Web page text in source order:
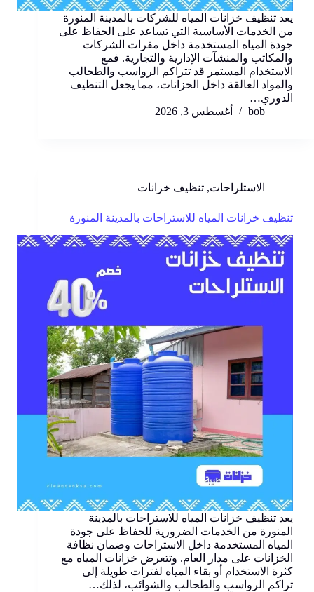
يعد تنظيف خزانات المياه للشركات بالمدينة المنورة
من الخدمات الأساسية التي تساعد على الحفاظ على
جودة المياه المستخدمة داخل مقرات الشركات
والمكاتب والمنشآت الإدارية والتجارية. فمع
الاستخدام المستمر قد تتراكم الرواسب والطحالب
والمواد العالقة داخل الخزانات، مما يجعل التنظيف
الدوري…
bob
أغسطس 3, 2026
الاستلراحات, تنظيف خزانات
تنظيف خزانات المياه للاستراحات بالمدينة المنورة
يعد تنظيف خزانات المياه للاستراحات بالمدينة
المنورة من الخدمات الضرورية للحفاظ على جودة
المياه المستخدمة داخل الاستراحات وضمان نظافة
الخزانات على مدار العام. وتتعرض خزانات المياه مع
كثرة الاستخدام أو بقاء المياه لفترات طويلة إلى
تراكم الرواسب والطحالب والشوائب، لذلك…